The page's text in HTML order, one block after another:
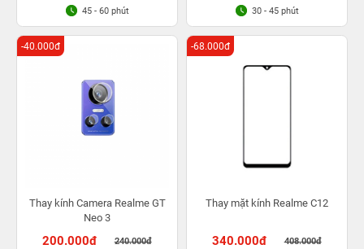
45 - 60 phút 30 - 45 phút
Thay kính Camera Realme GT
Neo 3
200.000đ 240.000đ
-40.000đ
Thay mặt kính Realme C12
340.000đ 408.000đ
-68.000đ